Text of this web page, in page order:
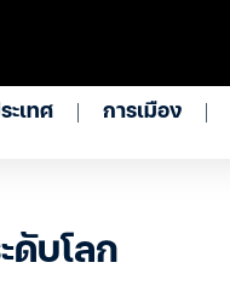
ะเทศ การเมือง
ดับโลก